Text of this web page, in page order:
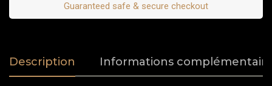
Guaranteed safe & secure checkout
Description Informations